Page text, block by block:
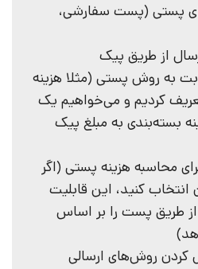
پستی (پست سفارشی،
از طریق پیک
به روش پستی (مثلا هزینه
تومان تعریف کردیم و می‌خواهیم یک
بسته‌بندی به مبلغ پیک
محاسبه هزینه پستی (اگر
انتخاب کنید، این قابلیت
طریق پست را بر اساس
کردن روش‌های ارسالی